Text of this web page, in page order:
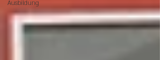
Ausbildung